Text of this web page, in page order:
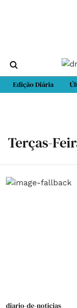
Edição Diária
Terças-
diario-de-noticias